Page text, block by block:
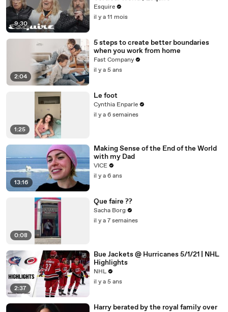
9:30
Esquire
il y a 11 mois
2:04
5 steps to create better boundaries
when you work from home
Fast Company
il y a 5 ans
1:25
Le foot
Cynthia Enparle
il y a 6 semaines
13:16
Making Sense of the End of the World
with my Dad
VICE
il y a 6 ans
0:08
Que faire ??
Sacha Borg
il y a 7 semaines
2:37
Bue Jackets @ Hurricanes 5/1/21 | NHL
Highlights
NHL
il y a 5 ans
Harry berated by the royal family over